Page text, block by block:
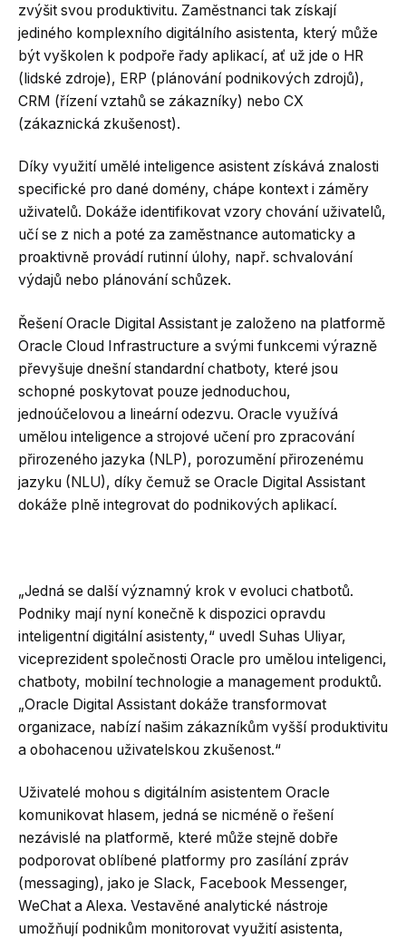
zvýšit svou produktivitu. Zaměstnanci tak získají
jediného komplexního digitálního asistenta, který může
být vyškolen k podpoře řady aplikací, ať už jde o HR
(lidské zdroje), ERP (plánování podnikových zdrojů),
CRM (řízení vztahů se zákazníky) nebo CX
(zákaznická zkušenost).
Díky využití umělé inteligence asistent získává znalosti
specifické pro dané domény, chápe kontext i záměry
uživatelů. Dokáže identifikovat vzory chování uživatelů,
učí se z nich a poté za zaměstnance automaticky a
proaktivně provádí rutinní úlohy, např. schvalování
výdajů nebo plánování schůzek.
Řešení Oracle Digital Assistant je založeno na platformě
Oracle Cloud Infrastructure a svými funkcemi výrazně
převyšuje dnešní standardní chatboty, které jsou
schopné poskytovat pouze jednoduchou,
jednoúčelovou a lineární odezvu. Oracle využívá
umělou inteligence a strojové učení pro zpracování
přirozeného jazyka (NLP), porozumění přirozenému
jazyku (NLU), díky čemuž se Oracle Digital Assistant
dokáže plně integrovat do podnikových aplikací.
„Jedná se další významný krok v evoluci chatbotů.
Podniky mají nyní konečně k dispozici opravdu
inteligentní digitální asistenty,“ uvedl Suhas Uliyar,
viceprezident společnosti Oracle pro umělou inteligenci,
chatboty, mobilní technologie a management produktů.
„Oracle Digital Assistant dokáže transformovat
organizace, nabízí našim zákazníkům vyšší produktivitu
a obohacenou uživatelskou zkušenost.“
Uživatelé mohou s digitálním asistentem Oracle
komunikovat hlasem, jedná se nicméně o řešení
nezávislé na platformě, které může stejně dobře
podporovat oblíbené platformy pro zasílání zpráv
(messaging), jako je Slack, Facebook Messenger,
WeChat a Alexa. Vestavěné analytické nástroje
umožňují podnikům monitorovat využití asistenta,